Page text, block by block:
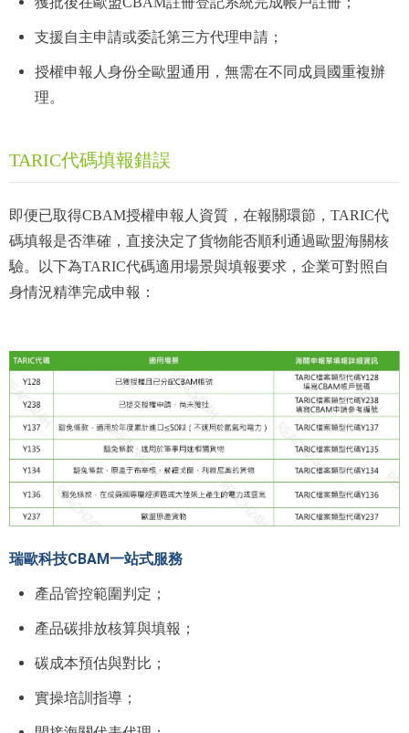
支援自主申請或委託第三方代理申請；
授權申報人身份全歐盟通用，無需在不同成員國重複辦
理。
TARIC代碼填報錯誤
即便已取得CBAM授權申報人資質，在報關環節，TARIC代
碼填報是否準確，直接決定了貨物能否順利通過歐盟海關核
驗。以下為TARIC代碼適用場景與填報要求，企業可對照自
身情況精準完成申報：
瑞歐科技CBAM一站式服務
產品管控範圍判定；
產品碳排放核算與填報；
碳成本預估與對比；
實操培訓指導；